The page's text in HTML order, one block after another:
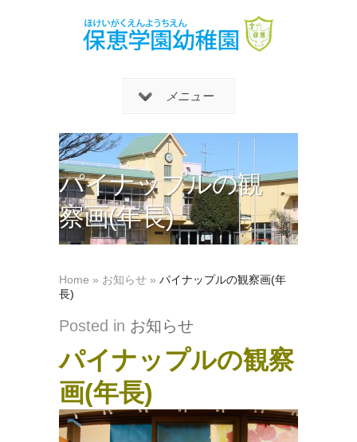
メニュー
パイナップルの観
察画(年長)
Home » お知らせ » パイナップルの観察画(年
長)
Posted in お知らせ
パイナップルの観察
画(年長)